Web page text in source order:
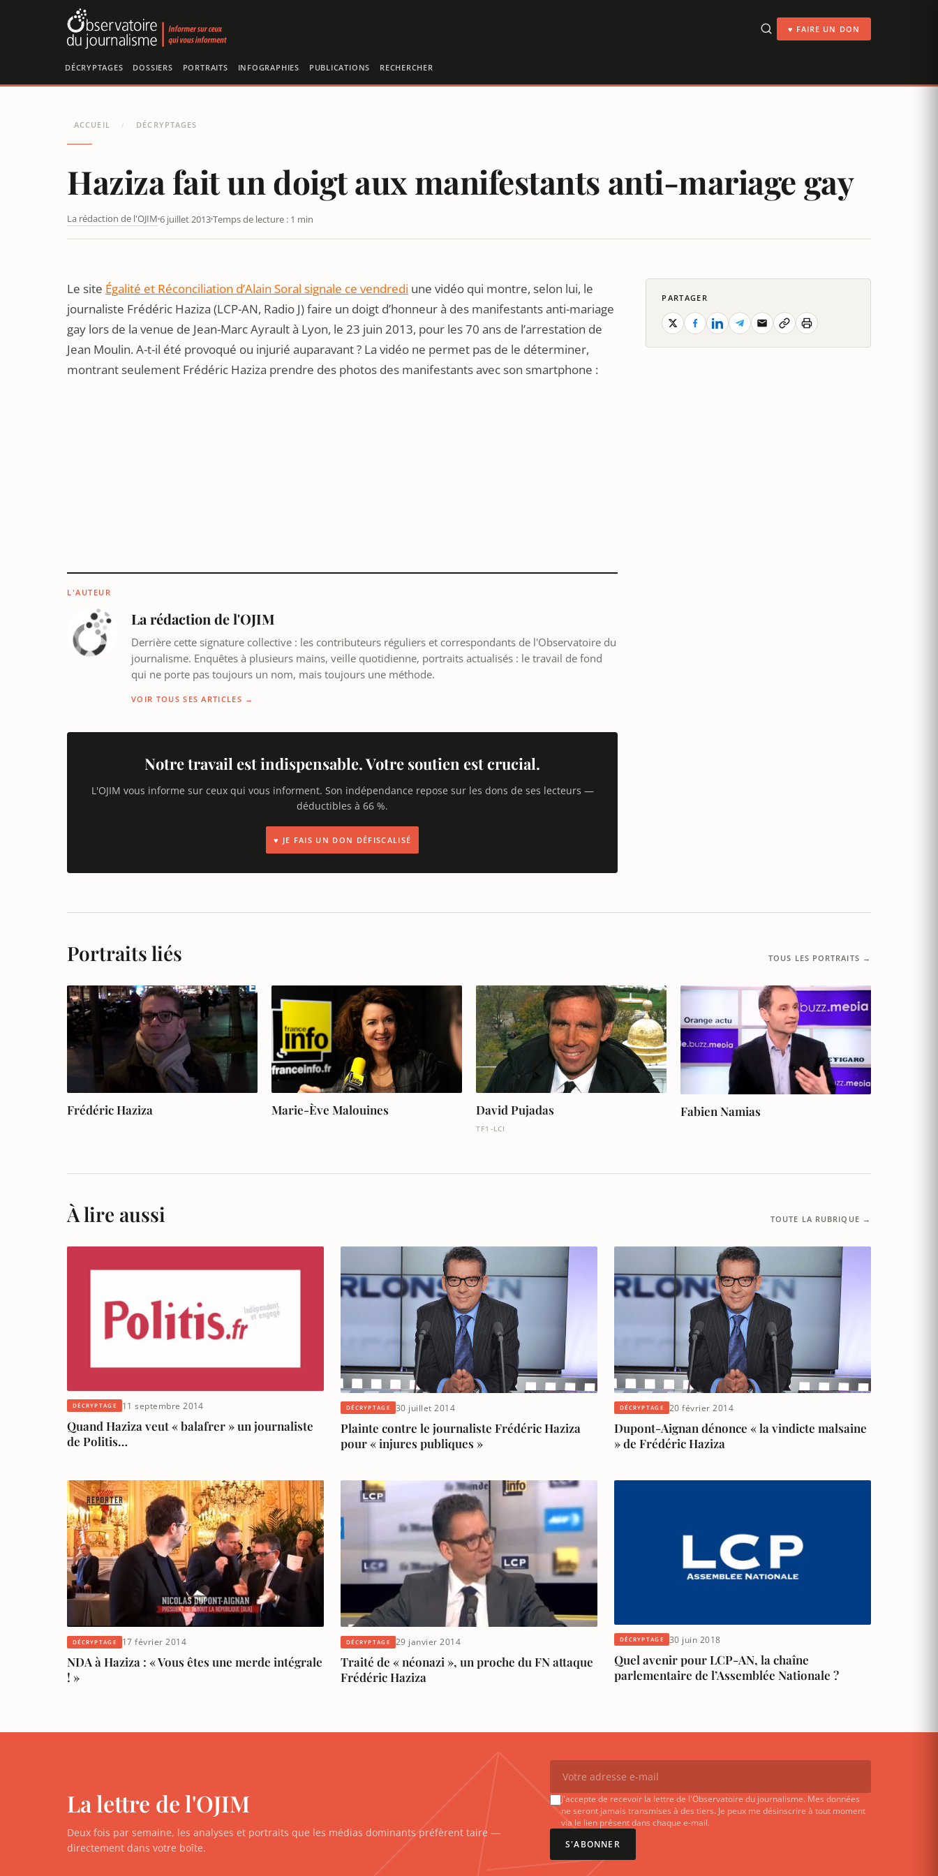
♥ FAIRE UN DON
DÉCRYPTAGES DOSSIERS PORTRAITS INFOGRAPHIES PUBLICATIONS RECHERCHER
ACCUEIL / DÉCRYPTAGES
Haziza fait un doigt aux manifestants anti-mariage gay
La rédaction de l'OJIM 6 juillet 2013Temps de lecture : 1 min
HAZIZA FAIT UN DOIGT AUX MANIFESTANTS ANTI-MARIAGE GAY
Le site Égalité et Réconciliation d’Alain Soral signale ce vendredi une vidéo qui montre, selon lui, le
journaliste Frédéric Haziza (LCP-AN, Radio J) faire un doigt d’honneur à des manifestants anti-mariage
gay lors de la venue de Jean-Marc Ayrault à Lyon, le 23 juin 2013, pour les 70 ans de l’arrestation de
Jean Moulin. A-t-il été provoqué ou injurié auparavant ? La vidéo ne permet pas de le déterminer,
montrant seulement Frédéric Haziza prendre des photos des manifestants avec son smartphone :
L'AUTEUR
La rédaction de l'OJIM
Derrière cette signature collective : les contributeurs réguliers et correspondants de l'Observatoire du
journalisme. Enquêtes à plusieurs mains, veille quotidienne, portraits actualisés : le travail de fond
qui ne porte pas toujours un nom, mais toujours une méthode.
VOIR TOUS SES ARTICLES →
Notre travail est indispensable. Votre soutien est crucial.
L'OJIM vous informe sur ceux qui vous informent. Son indépendance repose sur les dons de ses lecteurs —
déductibles à 66 %.
♥ JE FAIS UN DON DÉFISCALISÉ
PARTAGER
Portraits liés TOUS LES PORTRAITS →
Frédéric Haziza Marie-Ève Malouines David Pujadas
TF1-LCI
Fabien Namias
À lire aussi TOUTE LA RUBRIQUE →
DÉCRYPTAGE 11 septembre 2014
Quand Haziza veut « balafrer » un journaliste
de Politis…
DÉCRYPTAGE 30 juillet 2014
Plainte contre le journaliste Frédéric Haziza
pour « injures publiques »
DÉCRYPTAGE 20 février 2014
Dupont-Aignan dénonce « la vindicte malsaine
» de Frédéric Haziza
DÉCRYPTAGE 17 février 2014
NDA à Haziza : « Vous êtes une merde intégrale
! »
DÉCRYPTAGE 29 janvier 2014
Traité de « néonazi », un proche du FN attaque
Frédéric Haziza
DÉCRYPTAGE 30 juin 2018
Quel avenir pour LCP-AN, la chaîne
parlementaire de l’Assemblée Nationale ?
La lettre de l'OJIM
Deux fois par semaine, les analyses et portraits que les médias dominants préfèrent taire —
directement dans votre boîte.
J'accepte de recevoir la lettre de l'Observatoire du journalisme. Mes données
ne seront jamais transmises à des tiers. Je peux me désinscrire à tout moment
via le lien présent dans chaque e-mail.
S'ABONNER
Panneau de gestion des cookies